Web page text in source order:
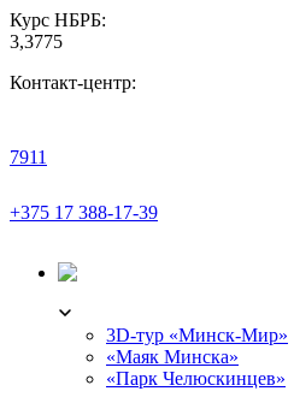
Курс НБРБ:
3,3775
Контакт-центр:
7911
+375 17 388-17-39
3D-тур «Минск-Мир»
«Маяк Минска»
«Парк Челюскинцев»